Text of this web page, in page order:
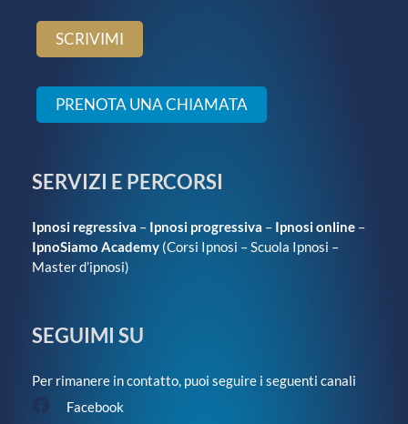
SCRIVIMI
PRENOTA UNA CHIAMATA
SERVIZI E PERCORSI
Ipnosi regressiva – Ipnosi progressiva – Ipnosi online –
IpnoSiamo Academy (Corsi Ipnosi –Scuola Ipnosi –
Master d’ipnosi)
SEGUIMI SU
Per rimanere in contatto, puoi seguire i seguenti canali
Facebook